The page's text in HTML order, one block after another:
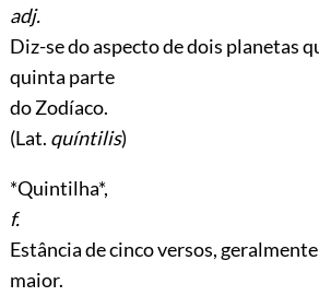
adj.
Diz-se do aspecto de dois planetas
quinta parte
do Zodíaco.
(Lat. quíntilis)
*Quintilha*,
f.
Estância de cinco versos,
maior.